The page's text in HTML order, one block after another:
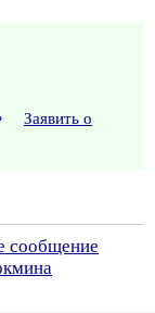
Заявить о
сообщение